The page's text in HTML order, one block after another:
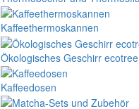
Kaffeethermoskannen
Ökologisches Geschirr ecotree
Kaffeedosen